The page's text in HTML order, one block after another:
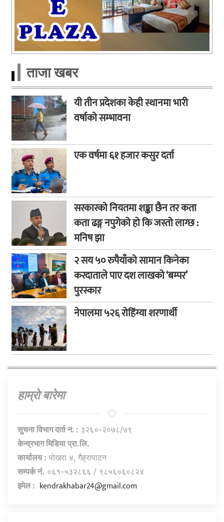
ताजा खबर
यी तीन प्रदेशका केही स्थानमा भारी
वर्षाको सम्भावना
एक वर्षमा ६१ हजार कसुर दर्ता
सरकारको नियतमा शङ्का छैन तर कता
कता ढङ्ग नपुगेको हो कि जस्तो लाग्छ :
मनिष झा
२ सय ५० रुपैयाँको सामान किनेका
करदाताले पाए दश लाखको ‘बम्पर’
पुरस्कार
नेपालमा ५२६ रोहिंग्या शरणार्थी
हाम्राे बारेमा
सुचना विभाग दर्ता न. : ३२६०-२०७८/७९
केन्द्रभाग मिडिया प्रा.लि.
कार्यालय : पोखरा ४, गैह्रापाटन
सम्पर्क नं. ०६१-५३२८६६ / ९८५६०६०८२४
इमेल : kendrakhabar24@gmail.com